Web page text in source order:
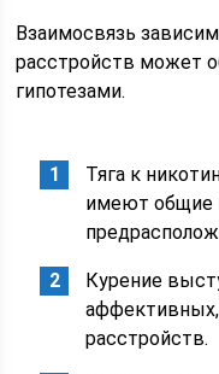
Взаимосвязь
расстройств может
гипотезами.
Тяга к
имеют общие
Курение
расстройств.